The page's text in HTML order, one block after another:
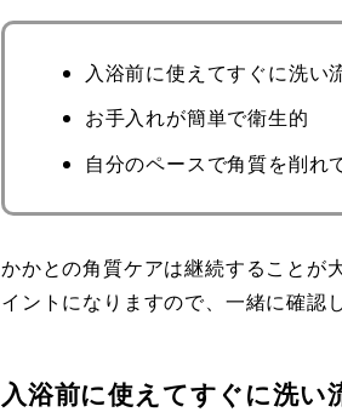
入浴前に使えてすぐに洗い
お手入れが簡単で衛生的
自分のペースで角質を削れ
かかとの角質ケアは継続することが
イントになりますので、一緒に確認
入浴前に使えてすぐに洗い